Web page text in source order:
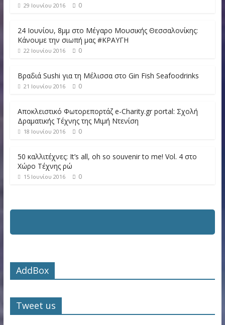
29 Ιουνίου 2016 0
24 Ιουνίου, 8μμ στο Μέγαρο Μουσικής Θεσσαλονίκης:
Κάνουμε την σιωπή μας #ΚΡΑΥΓΗ
22 Ιουνίου 2016 0
Βραδιά Sushi για τη Μέλισσα στο Gin Fish Seafoodrinks
21 Ιουνίου 2016 0
Αποκλειστικό Φωτορεπορτάζ e-Charity.gr portal: Σχολή
Δραματικής Τέχνης της Μιμή Ντενίση
18 Ιουνίου 2016 0
50 καλλιτέχνες: It’s all, oh so souvenir to me! Vol. 4 στο
Χώρο Τέχνης ρώ
15 Ιουνίου 2016 0
AddBox
Tweet us